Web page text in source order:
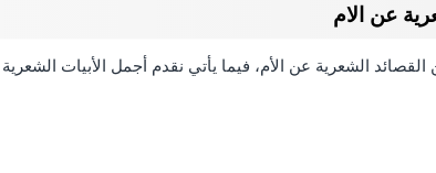
عن الام
الشعرية عن الأم، فيما يأتي نقدم أجمل الأبيات